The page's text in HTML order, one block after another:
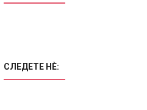
СЛЕДЕТЕ НÈ: